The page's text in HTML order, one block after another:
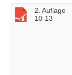
2. Auflage
10-13